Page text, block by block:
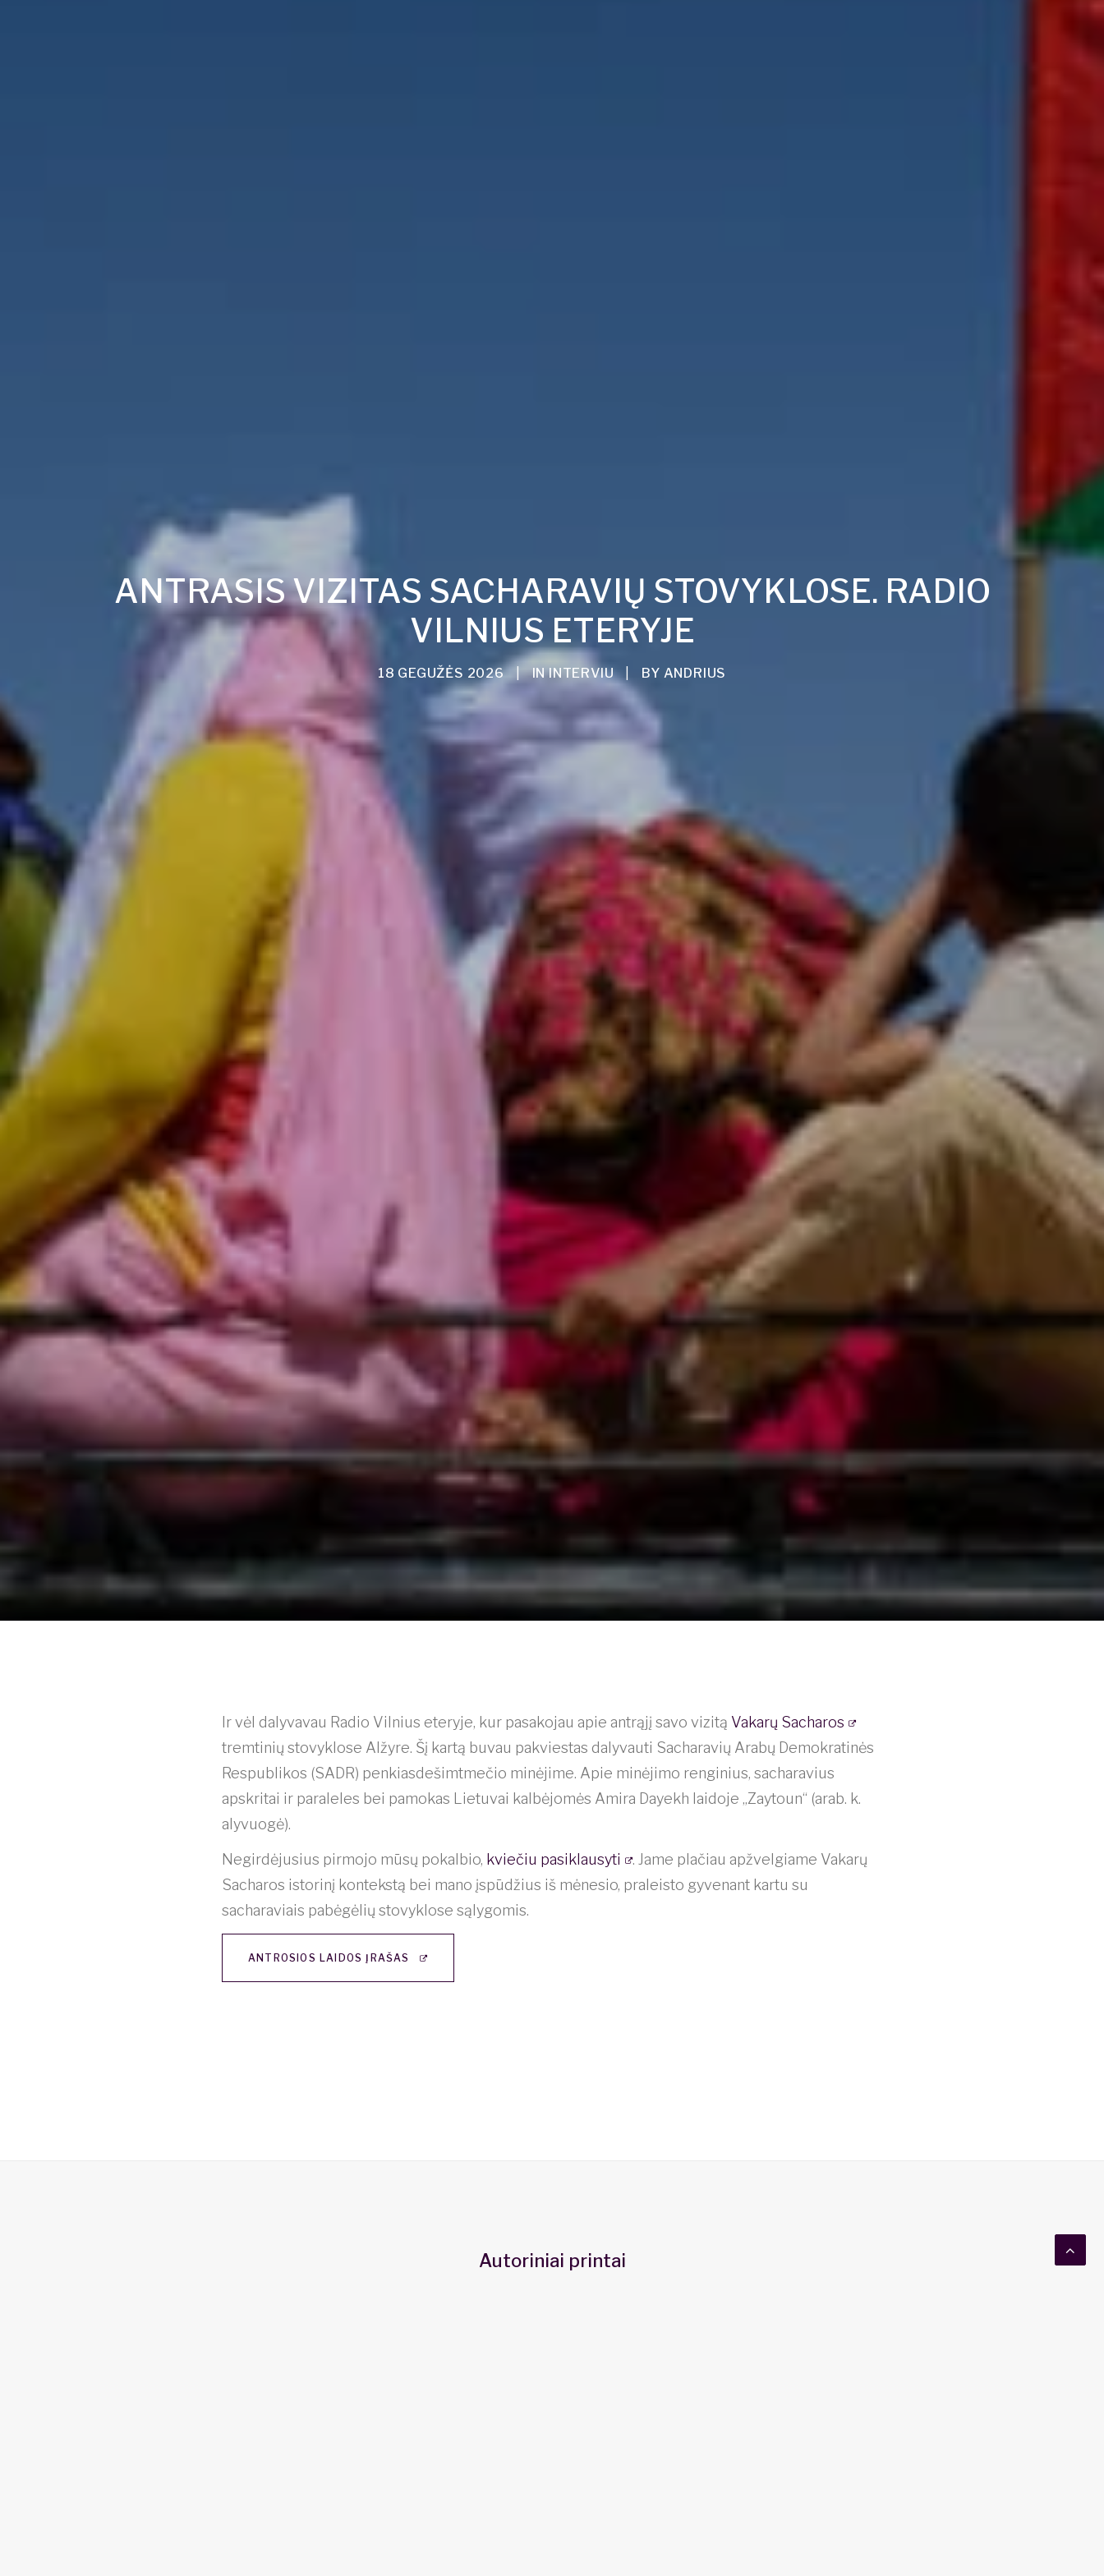
ANTRASIS VIZITAS SACHARAVIŲ STOVYKLOSE. RADIO
VILNIUS ETERYJE
18 GEGUŽĖS 2026 | ININTERVIU BY ANDRIUS
Ir vėl dalyvavau Radio Vilnius eteryje, kur pasakojau apie antrąjį savo vizitą Vakarų Sacharos
tremtinių stovyklose Alžyre. Šį kartą buvau pakviestas dalyvauti Sacharavių Arabų Demokratinės
Respublikos (SADR) penkiasdešimtmečio minėjime. Apie minėjimo renginius, sacharavius
apskritai ir paraleles bei pamokas Lietuvai kalbėjomės Amira Dayekh laidoje „Zaytoun“ (arab. k.
alyvuogė).
Negirdėjusius pirmojo mūsų pokalbio, kviečiu pasiklausyti
. Jame plačiau apžvelgiame Vakarų
Sacharos istorinį kontekstą bei mano įspūdžius iš mėnesio, praleisto gyvenant kartu su
sacharaviais pabėgėlių stovyklose sąlygomis.
ANTROSIOS LAIDOS ĮRAŠAS
Autoriniai printai